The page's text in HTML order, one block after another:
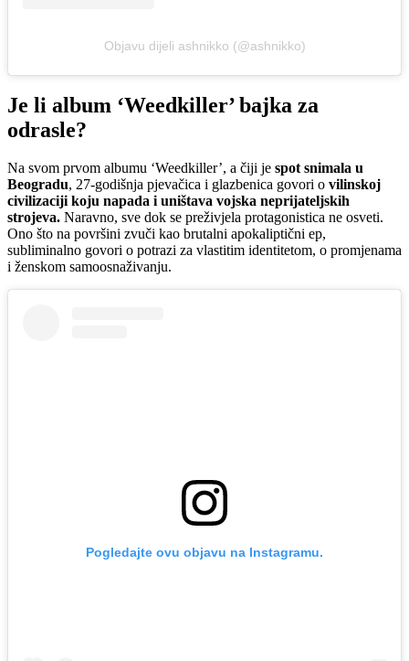
Objavu dijeli ashnikko (@ashnikko)
Je li album ‘Weedkiller’ bajka za
odrasle?
Na svom prvom albumu ‘Weedkiller’, a čiji je spot snimala u
Beogradu, 27-godišnja pjevačica i glazbenica govori o vilinskoj
civilizaciji koju napada i uništava vojska neprijateljskih
strojeva. Naravno, sve dok se preživjela protagonistica ne osveti.
Ono što na površini zvuči kao brutalni apokaliptični ep,
subliminalno govori o potrazi za vlastitim identitetom, o promjenama
i ženskom samoosnaživanju.
Pogledajte ovu objavu na Instagramu.